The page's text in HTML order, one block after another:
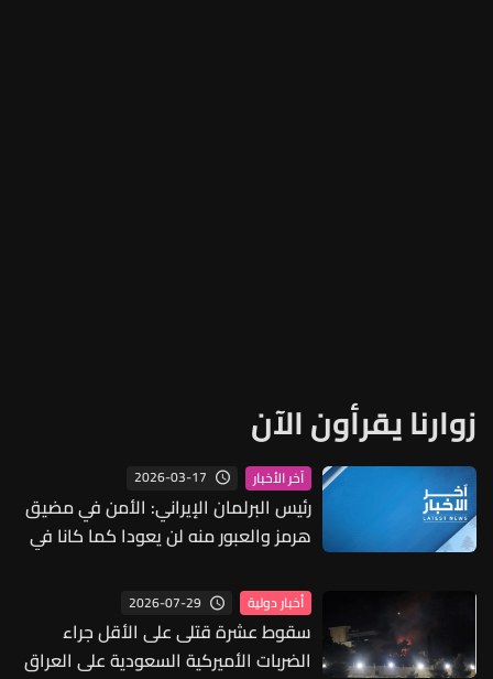
زوارنا يقرأون الآن
آخر الأخبار 2026-03-17
رئيس البرلمان الإيراني: الأمن في مضيق
هرمز والعبور منه لن يعودا كما كانا في
أخبار دولية 2026-07-29
سقوط عشرة قتلى على الأقل جراء
الضربات الأميركية السعودية على العراق